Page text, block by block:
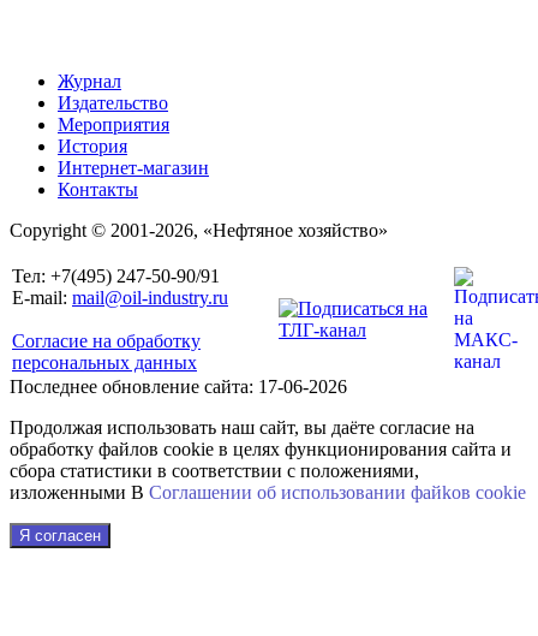
Журнал
Издательство
Мероприятия
История
Интернет-магазин
Контакты
Copyright © 2001-2026, «Нефтяное хозяйство»
Тел: +7(495) 247-50-90/91
E-mail: mail@oil-industry.ru
Согласие на обработку
персональных данных
Последнее обновление сайта: 17-06-2026
Продолжая использовать наш сайт, вы даёте согласие на
обработку файлов cookie в целях функционирования сайта и
сбора статистики в соответствии с положениями,
изложенными В Соглашении об использовании файkов cookie
Я согласен